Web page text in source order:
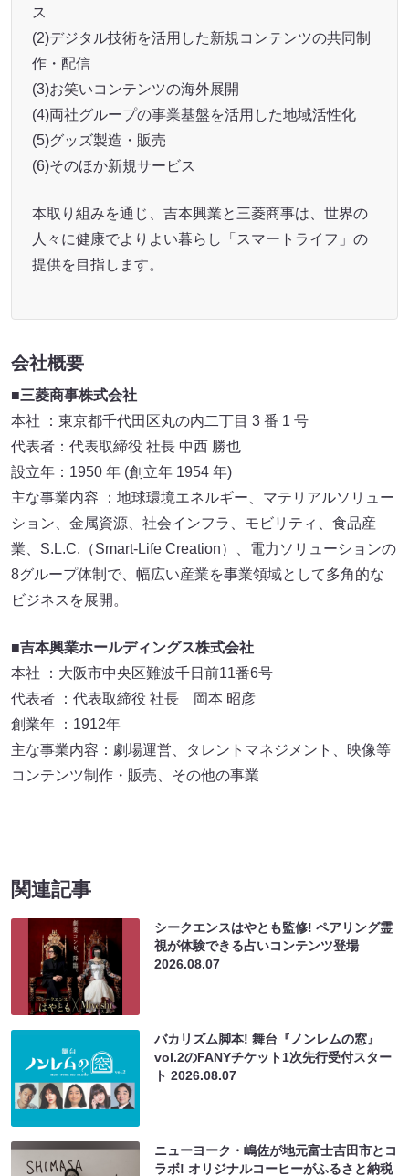
ス
(2)デジタル技術を活用した新規コンテンツの共同制
作・配信
(3)お笑いコンテンツの海外展開
(4)両社グループの事業基盤を活用した地域活性化
(5)グッズ製造・販売
(6)そのほか新規サービス
本取り組みを通じ、吉本興業と三菱商事は、世界の
人々に健康でよりよい暮らし「スマートライフ」の
提供を目指します。
会社概要
■三菱商事株式会社
本社 ：東京都千代田区丸の内二丁目 3 番 1 号
代表者：代表取締役 社長 中西 勝也
設立年：1950 年 (創立年 1954 年)
主な事業内容 ：地球環境エネルギー、マテリアルソリュー
ション、金属資源、社会インフラ、モビリティ、食品産
業、S.L.C.（Smart-Life Creation）、電力ソリューションの
8グループ体制で、幅広い産業を事業領域として多角的な
ビジネスを展開。
■吉本興業ホールディングス株式会社
本社 ：大阪市中央区難波千日前11番6号
代表者 ：代表取締役 社長 岡本 昭彦
創業年 ：1912年
主な事業内容：劇場運営、タレントマネジメント、映像等
コンテンツ制作・販売、その他の事業
関連記事
シークエンスはやとも監修! ペアリング霊
視が体験できる占いコンテンツ登場
2026.08.07
バカリズム脚本! 舞台『ノンレムの窓』
vol.2のFANYチケット1次先行受付スター
ト2026.08.07
ニューヨーク・嶋佐が地元富士吉田市とコ
ラボ! オリジナルコーヒーがふるさと納税